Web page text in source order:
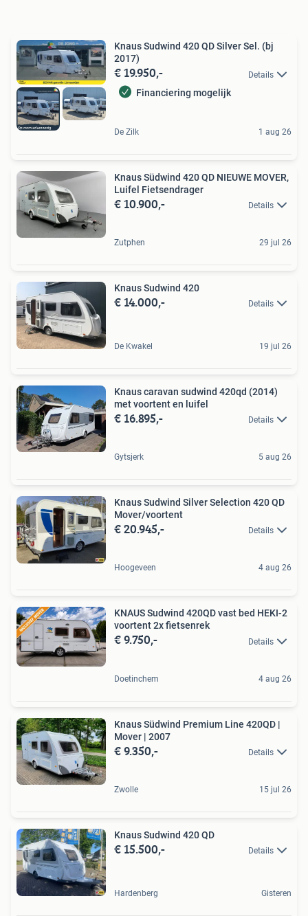
Knaus Sudwind 420 QD Silver Sel. (bj
2017)
€ 19.950,- Details
Financiering mogelijk
De Zilk 1 aug 26
Knaus Südwind 420 QD NIEUWE MOVER,
Luifel Fietsendrager
€ 10.900,- Details
Zutphen 29 jul 26
Knaus Sudwind 420
€ 14.000,- Details
De Kwakel 19 jul 26
Knaus caravan sudwind 420qd (2014)
met voortent en luifel
€ 16.895,- Details
Gytsjerk 5 aug 26
Knaus Sudwind Silver Selection 420 QD
Mover/voortent
€ 20.945,- Details
Hoogeveen 4 aug 26
KNAUS Sudwind 420QD vast bed HEKI-2
voortent 2x fietsenrek
€ 9.750,- Details
Doetinchem 4 aug 26
Knaus Südwind Premium Line 420QD |
Mover | 2007
€ 9.350,- Details
Zwolle 15 jul 26
Knaus Sudwind 420 QD
€ 15.500,- Details
Hardenberg Gisteren